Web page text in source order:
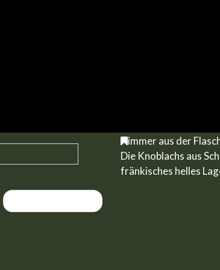
immer aus der
Die Knoblachs aus
fränkisches helles